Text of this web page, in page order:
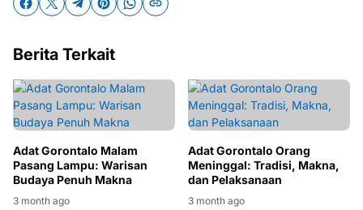
Berita Terkait
Adat Gorontalo Malam
Pasang Lampu: Warisan
Budaya Penuh Makna
3 month ago
Adat Gorontalo Orang
Meninggal: Tradisi, Makna,
dan Pelaksanaan
3 month ago